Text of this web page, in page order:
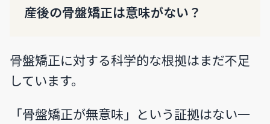
産後の骨盤矯正は意味がない？
骨盤矯正に対する科学的な根拠はまだ不足
しています。
「骨盤矯正が無意味」という証拠はない一